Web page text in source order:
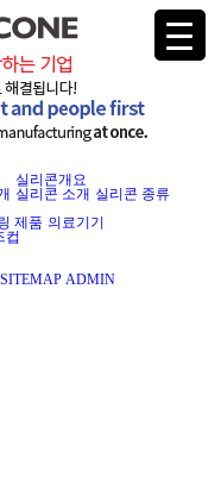
실리콘개요
실리콘 소개 실리콘 종류
제품 의료기기
컵
SITEMAP ADMIN